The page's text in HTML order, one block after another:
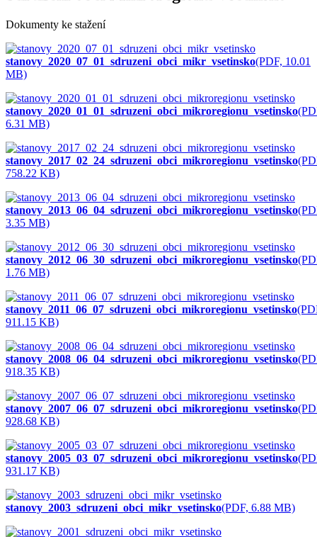
Dokumenty ke stažení
stanovy_2020_07_01_sdruzeni_obci_mikr_vsetinsko(PDF, 10.01
MB)
stanovy_2020_01_01_sdruzeni_obci_mikroregionu_vsetinsko
6.31 MB)
stanovy_2017_02_24_sdruzeni_obci_mikroregionu_vsetinsko
758.22 KB)
stanovy_2013_06_04_sdruzeni_obci_mikroregionu_vsetinsko
3.35 MB)
stanovy_2012_06_30_sdruzeni_obci_mikroregionu_vsetinsko
1.76 MB)
stanovy_2011_06_07_sdruzeni_obci_mikroregionu_vsetinsko
911.15 KB)
stanovy_2008_06_04_sdruzeni_obci_mikroregionu_vsetinsko
918.35 KB)
stanovy_2007_06_07_sdruzeni_obci_mikroregionu_vsetinsko
928.68 KB)
stanovy_2005_03_07_sdruzeni_obci_mikroregionu_vsetinsko
931.17 KB)
stanovy_2003_sdruzeni_obci_mikr_vsetinsko(PDF, 6.88 MB)